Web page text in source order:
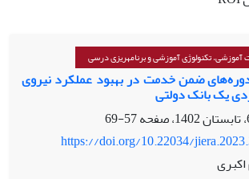
تکنولوژی آموزشی و برنامه­ریزی درسی
دوره‌های ضمن خدمت در بهبود عملکرد نیروی
یک بانک دولتی
57-69
https://doi.org/10.22034/
اکبری